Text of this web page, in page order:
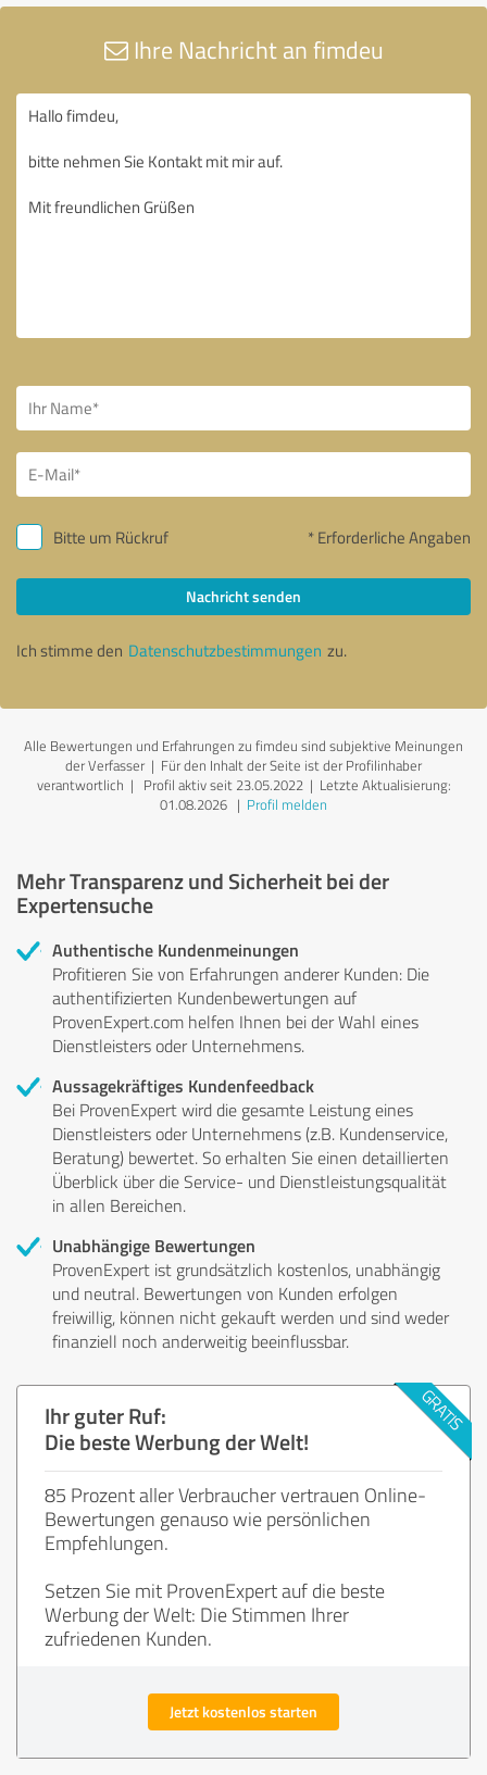
Ihre Nachricht an fimdeu
Bitte um Rückruf * Erforderliche Angaben
Nachricht senden
Ich stimme den Datenschutzbestimmungen zu.
Alle Bewertungen und Erfahrungen zu fimdeu sind subjektive Meinungen
der Verfasser | Für den Inhalt der Seite ist der Profilinhaber
verantwortlich | Profil aktiv seit 23.05.2022 | Letzte Aktualisierung:
01.08.2026 | Profil melden
Mehr Transparenz und Sicherheit bei der
Expertensuche
Authentische Kundenmeinungen
Profitieren Sie von Erfahrungen anderer Kunden: Die
authentifizierten Kundenbewertungen auf
ProvenExpert.com helfen Ihnen bei der Wahl eines
Dienstleisters oder Unternehmens.
Aussagekräftiges Kundenfeedback
Bei ProvenExpert wird die gesamte Leistung eines
Dienstleisters oder Unternehmens (z.B. Kundenservice,
Beratung) bewertet. So erhalten Sie einen detaillierten
Überblick über die Service- und Dienstleistungsqualität
in allen Bereichen.
Unabhängige Bewertungen
ProvenExpert ist grundsätzlich kostenlos, unabhängig
und neutral. Bewertungen von Kunden erfolgen
freiwillig, können nicht gekauft werden und sind weder
finanziell noch anderweitig beeinflussbar.
Ihr guter Ruf:
Die beste Werbung der Welt!
85 Prozent aller Verbraucher vertrauen Online-
Bewertungen genauso wie persönlichen
Empfehlungen.
Setzen Sie mit ProvenExpert auf die beste
Werbung der Welt: Die Stimmen Ihrer
zufriedenen Kunden.
Jetzt kostenlos starten